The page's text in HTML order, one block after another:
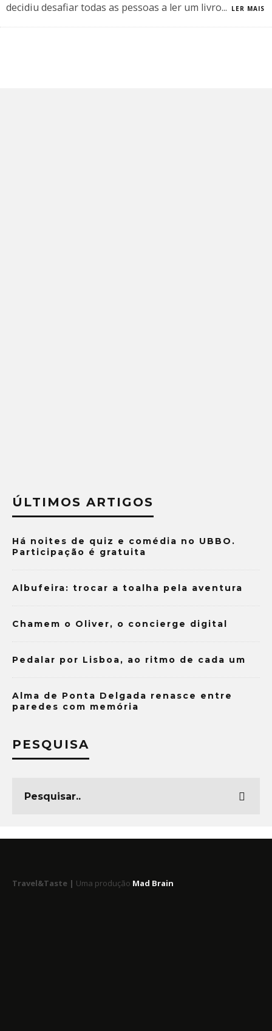
decidiu desafiar todas as pessoas a ler um livro... LER MAIS
ÚLTIMOS ARTIGOS
Há noites de quiz e comédia no UBBO.
Participação é gratuita
Albufeira: trocar a toalha pela aventura
Chamem o Oliver, o concierge digital
Pedalar por Lisboa, ao ritmo de cada um
Alma de Ponta Delgada renasce entre
paredes com memória
PESQUISA
Travel&Taste | Uma produção Mad Brain